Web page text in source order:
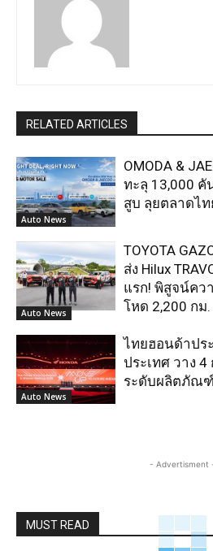
RELATED ARTICLES
Auto News
OMODA &
ทะลุ 13,000 คั
สูบ ลุยตลาดไ
Auto News
TOYOTA
ส่ง Hilux
แรก! พิสูจน์คว
โหด 2,200 กม.
Auto News
ไทยฮอนด้าปร
ประเทศ วาง
ระดับผลิตภัณ
- Advertisment
MUST READ